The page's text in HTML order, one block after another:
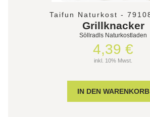
Taifun Naturkost -
Grillknacker
Söllradls Naturkostladen
4,39 €
inkl. 10% Mwst.